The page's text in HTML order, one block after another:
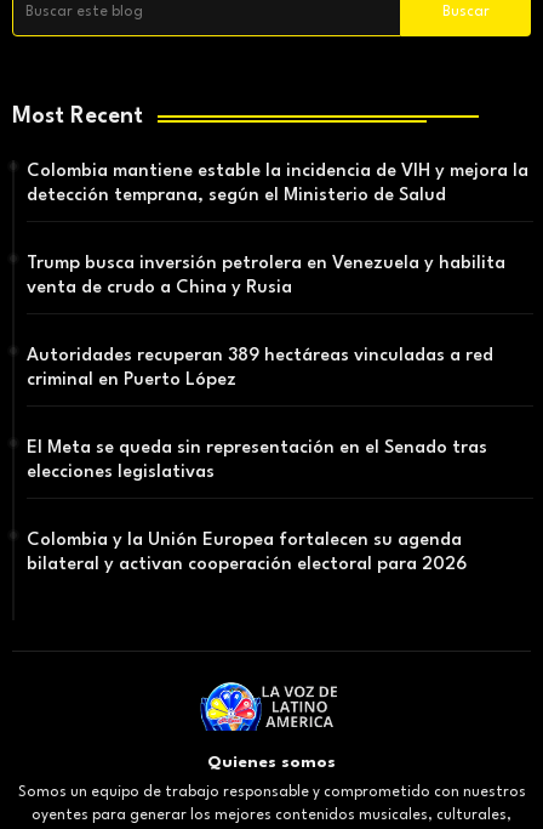
Most Recent
Colombia mantiene estable la incidencia de VIH y mejora la
detección temprana, según el Ministerio de Salud
Trump busca inversión petrolera en Venezuela y habilita
venta de crudo a China y Rusia
Autoridades recuperan 389 hectáreas vinculadas a red
criminal en Puerto López
El Meta se queda sin representación en el Senado tras
elecciones legislativas
Colombia y la Unión Europea fortalecen su agenda
bilateral y activan cooperación electoral para 2026
Quienes somos
Somos un equipo de trabajo responsable y comprometido con nuestros
oyentes para generar los mejores contenidos musicales, culturales,